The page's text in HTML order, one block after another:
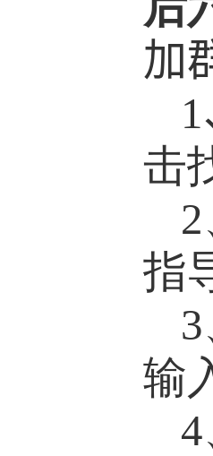
加
1
击
2
指
3
输
4